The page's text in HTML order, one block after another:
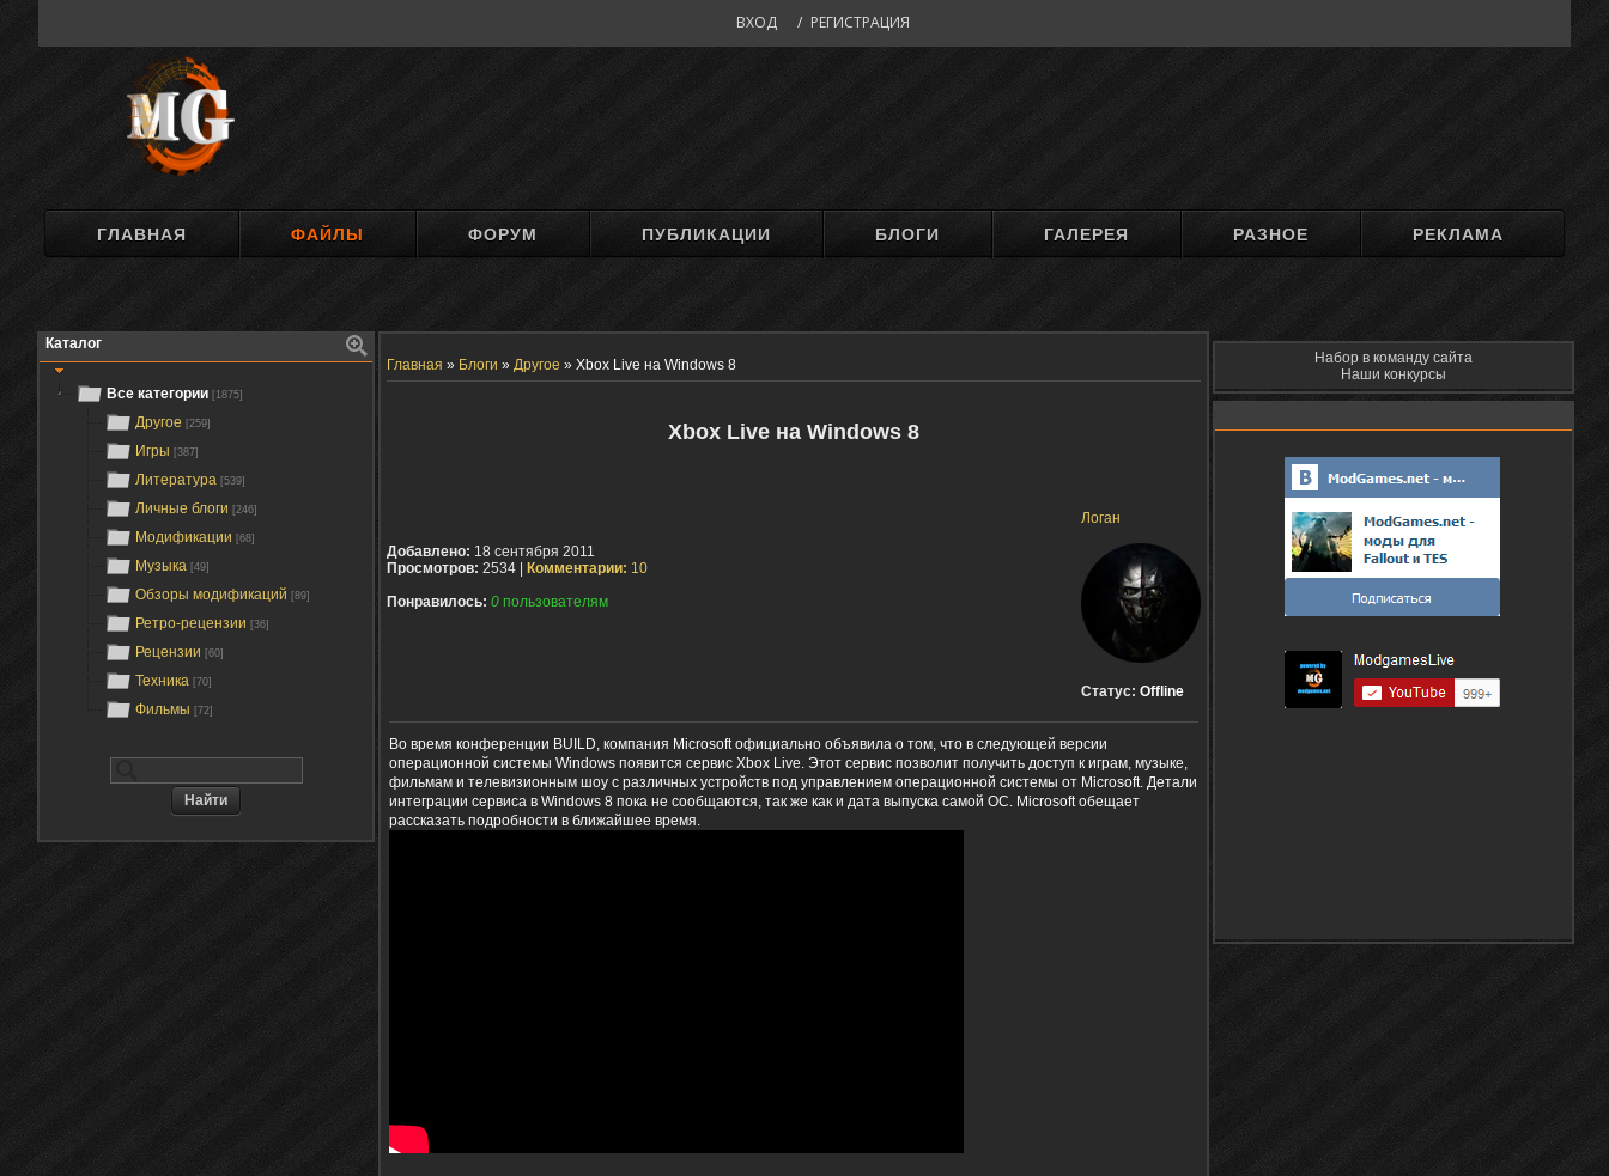
ВХОД / РЕГИСТРАЦИЯ
ГЛАВНАЯ ФАЙЛЫ ФОРУМ ПУБЛИКАЦИИ БЛОГИ ГАЛЕРЕЯ РАЗНОЕ РЕКЛАМА
Каталог
Все категории [1875]
Другое [259]
Игры [387]
Литература [539]
Личные блоги [246]
Модификации [68]
Музыка [49]
Обзоры модификаций [89]
Ретро-рецензии [36]
Рецензии [60]
Техника [70]
Фильмы [72]
Главная » Блоги » Другое » Xbox Live на Windows 8
Xbox Live на Windows 8
Логан
Статус: Offline
Добавлено: 18 сентября 2011
Просмотров: 2534 | Комментарии: 10
Понравилось: 0 пользователям
Во время конференции BUILD, компания Microsoft официально объявила о том, что в следующей версии
операционной системы Windows появится сервис Xbox Live. Этот сервис позволит получить доступ к играм, музыке,
фильмам и телевизионным шоу с различных устройств под управлением операционной системы от Microsoft. Детали
интеграции сервиса в Windows 8 пока не сообщаются, так же как и дата выпуска самой ОС. Microsoft обещает
рассказать подробности в ближайшее время.
Набор в команду сайта
Наши конкурсы